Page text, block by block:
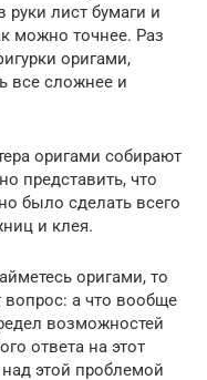
руки лист бумаги и
можно точнее. Раз
оригами,
все сложнее и
оригами собирают
представить, что
было сделать всего
и клея.
оригами, то
вопрос: а что вообще
возможностей
ответа на этот
этой проблемой